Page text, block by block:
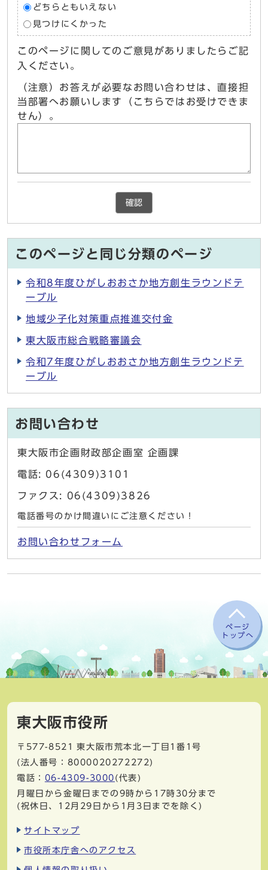
どちらともいえない
見つけにくかった
このページに関してのご意見がありましたらご記
入ください。
（注意）お答えが必要なお問い合わせは、直接担
当部署へお願いします（こちらではお受けできま
せん）。
確認
このページと同じ分類のページ
令和8年度ひがしおおさか地方創生ラウンドテ
ーブル
地域少子化対策重点推進交付金
東大阪市総合戦略審議会
令和7年度ひがしおおさか地方創生ラウンドテ
ーブル
お問い合わせ
東大阪市企画財政部企画室 企画課
電話: 06(4309)3101
ファクス: 06(4309)3826
電話番号のかけ間違いにご注意ください！
お問い合わせフォーム
ページ
トップへ
東大阪市役所
〒577-8521
東大阪市荒本北一丁目1番1号
(法人番号：8000020272272)
電話： 06-4309-3000 (代表)
月曜日から金曜日までの9時から17時30分まで
(祝休日、12月29日から1月3日までを除く)
サイトマップ
市役所本庁舎へのアクセス